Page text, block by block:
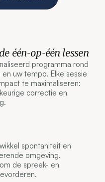
één-op-één lessen
programma rond
uw tempo. Elke sessie
te maximaliseren:
correctie en
spontaniteit en
omgeving.
de spreek- en